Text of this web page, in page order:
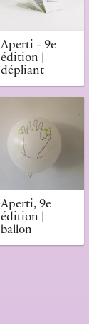
Aperti - 9e
édition |
dépliant
Aperti, 9e
édition |
ballon